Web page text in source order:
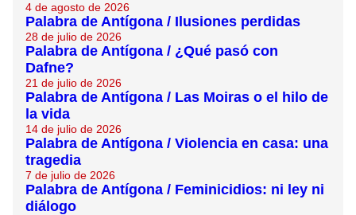
4 de agosto de 2026
Palabra de Antígona / Ilusiones perdidas
28 de julio de 2026
Palabra de Antígona / ¿Qué pasó con
Dafne?
21 de julio de 2026
Palabra de Antígona / Las Moiras o el hilo de
la vida
14 de julio de 2026
Palabra de Antígona / Violencia en casa: una
tragedia
7 de julio de 2026
Palabra de Antígona / Feminicidios: ni ley ni
diálogo